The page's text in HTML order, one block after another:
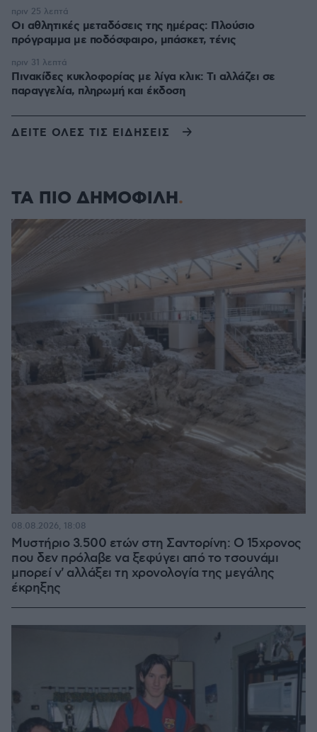
Οι αθλητικές μεταδόσεις της ημέρας: Πλούσιο
πρόγραμμα με ποδόσφαιρο, μπάσκετ, τένις
πριν 25 λεπτά
Πινακίδες κυκλοφορίας με λίγα κλικ: Τι αλλάζει σε
παραγγελία, πληρωμή και έκδοση
πριν 31 λεπτά
ΔΕΙΤΕ ΟΛΕΣ ΤΙΣ ΕΙΔΗΣΕΙΣ
ΤΑ ΠΙΟ ΔΗΜΟΦΙΛΗ
Μυστήριο 3.500 ετών στη Σαντορίνη: Ο 15χρονος
που δεν πρόλαβε να ξεφύγει από το τσουνάμι
μπορεί ν' αλλάξει τη χρονολογία της μεγάλης
έκρηξης
08.08.2026, 18:08